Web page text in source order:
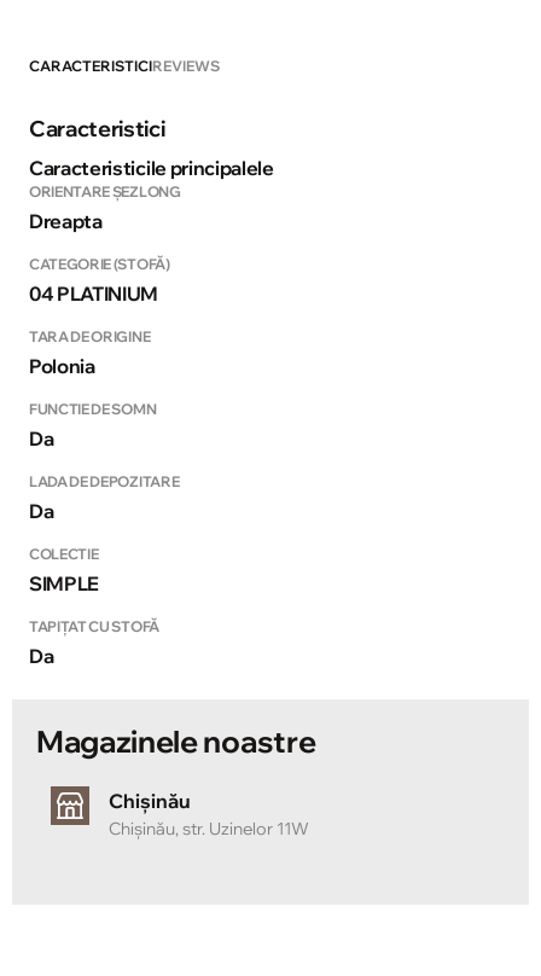
CARACTERISTICIREVIEWS
Caracteristici
Caracteristicile principalele
ORIENTARE ȘEZLONG
Dreapta
CATEGORIE (STOFĂ)
04 PLATINIUM
TARA DE ORIGINE
Polonia
FUNCTIE DE SOMN
Da
LADA DE DEPOZITARE
Da
COLECTIE
SIMPLE
TAPIȚAT CU STOFĂ
Da
Magazinele noastre
Chișinău
Chișinău, str. Uzinelor 11W